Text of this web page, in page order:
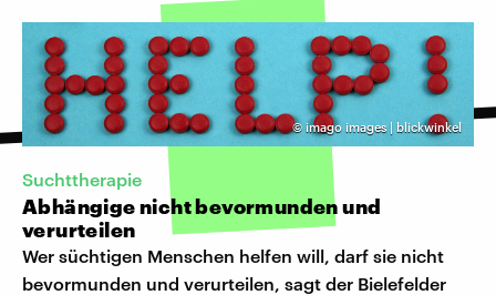
© imago images | blickwinkel
Suchttherapie
Abhängige nicht bevormunden und
verurteilen
Wer süchtigen Menschen helfen will, darf sie nicht
bevormunden und verurteilen, sagt der Bielefelder